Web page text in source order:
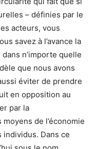
– définies par le
acteurs, vous
savez à l’avance la
n’importe quelle
que nous avons
éviter de prendre
en opposition au
par la
de l’économie
Dans ce